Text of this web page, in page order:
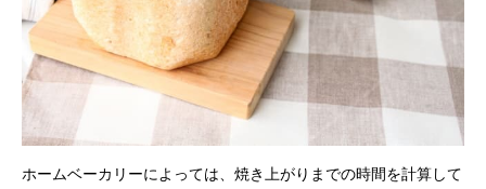
ホームベーカリーによっては、焼き上がりまでの時間を計算して